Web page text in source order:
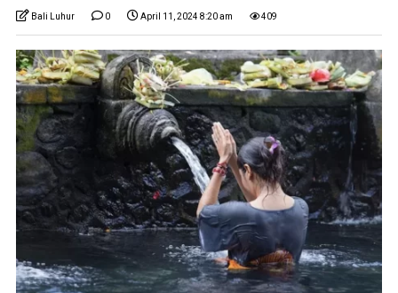
Bali Luhur 0 April 11, 2024 8:20 am 409